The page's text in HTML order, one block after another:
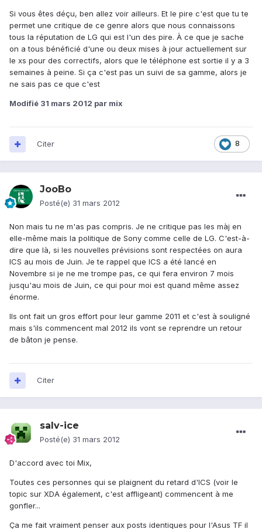
Si vous êtes déçu, ben allez voir ailleurs. Et le pire c'est que tu te
permet une critique de ce genre alors que nous connaissons
tous la réputation de LG qui est l'un des pire. À ce que je sache
on a tous bénéficié d'une ou deux mises à jour actuellement sur
le xs pour des correctifs, alors que le téléphone est sortie il y a 3
semaines à peine. Si ça c'est pas un suivi de sa gamme, alors je
ne sais pas ce que c'est
Modifié 31 mars 2012 par mix
8
Citer
JooBo
Posté(e) 31 mars 2012
Non mais tu ne m'as pas compris. Je ne critique pas les màj en
elle-même mais la politique de Sony comme celle de LG. C'est-à-
dire que là, si les nouvelles prévisions sont respectées on aura
ICS au mois de Juin. Je te rappel que ICS a été lancé en
Novembre si je ne me trompe pas, ce qui fera environ 7 mois
jusqu'au mois de Juin, ce qui pour moi est quand même assez
énorme.
Ils ont fait un gros effort pour leur gamme 2011 et c'est à souligné
mais s'ils commencent mal 2012 ils vont se reprendre un retour
de bâton je pense.
Citer
salv-ice
Posté(e) 31 mars 2012
D'accord avec toi Mix,
Toutes ces personnes qui se plaignent du retard d'ICS (voir le
topic sur XDA également, c'est affligeant) commencent à me
gonfler...
Ça me fait vraiment penser aux posts identiques pour l'Asus TF il